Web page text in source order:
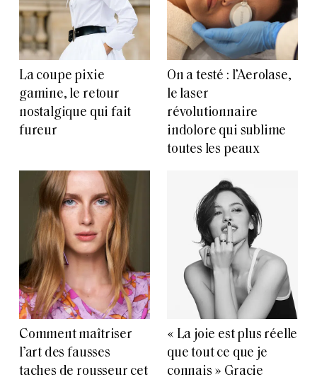
La coupe pixie
gamine, le retour
nostalgique qui fait
fureur
On a testé : l’Aerolase,
le laser
révolutionnaire
indolore qui sublime
toutes les peaux
Comment maîtriser
l’art des fausses
taches de rousseur cet
« La joie est plus réelle
que tout ce que je
connais » Gracie